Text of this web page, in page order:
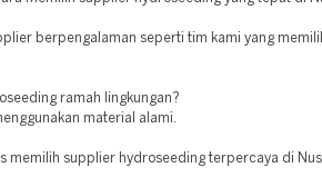
berpengalaman seperti tim kami yang
ramah lingkungan?
material alami.
memilih supplier hydroseeding terpercaya di